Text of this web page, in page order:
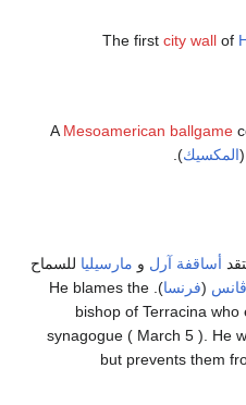
The first city wallof
Mesoamerican ballgame
(المكسيك).
أساقفة آرل و مارسيليا للسماح
(فرنسا
). He blames the
bishop of Terracina
synagogue ( March 5 ). He
but prevents them